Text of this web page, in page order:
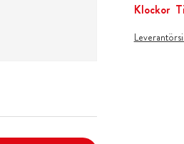
Klockor